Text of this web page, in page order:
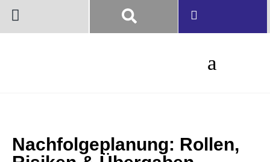
Nachfolgeplanung: Rollen,